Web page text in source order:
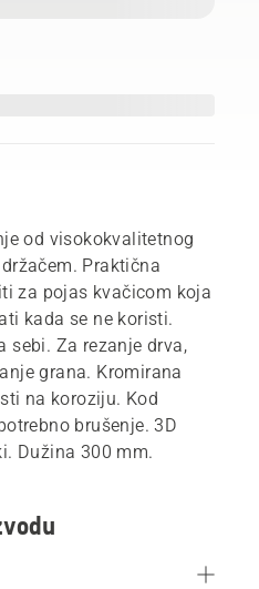
od visokokvalitetnog
Praktična
za pojas kvačicom koja
kada se ne koristi.
sebi. Za rezanje drva,
grana. Kromirana
na koroziju. Kod
brušenje. 3D
Dužina 300 mm.